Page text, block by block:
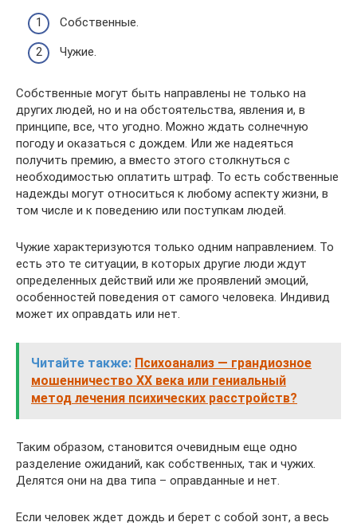
Собственные.
Чужие.
Собственные могут быть направлены не только на
других людей, но и на обстоятельства, явления и, в
принципе, все, что угодно. Можно ждать солнечную
погоду и оказаться с дождем. Или же надеяться
получить премию, а вместо этого столкнуться с
необходимостью оплатить штраф. То есть собственные
надежды могут относиться к любому аспекту жизни, в
том числе и к поведению или поступкам людей.
Чужие характеризуются только одним направлением. То
есть это те ситуации, в которых другие люди ждут
определенных действий или же проявлений эмоций,
особенностей поведения от самого человека. Индивид
может их оправдать или нет.
Читайте также: Психоанализ — грандиозное
мошенничество XX века или гениальный
метод лечения психических расстройств?
Таким образом, становится очевидным еще одно
разделение ожиданий, как собственных, так и чужих.
Делятся они на два типа – оправданные и нет.
Если человек ждет дождь и берет с собой зонт, а весь